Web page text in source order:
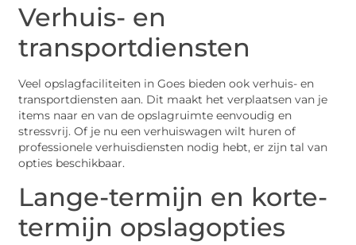
Verhuis- en
transportdiensten
Veel opslagfaciliteiten in Goes bieden ook verhuis- en
transportdiensten aan. Dit maakt het verplaatsen van je
items naar en van de opslagruimte eenvoudig en
stressvrij. Of je nu een verhuiswagen wilt huren of
professionele verhuisdiensten nodig hebt, er zijn tal van
opties beschikbaar.
Lange-termijn en korte-
termijn opslagopties